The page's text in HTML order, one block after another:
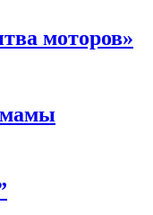
моторов»
мамы